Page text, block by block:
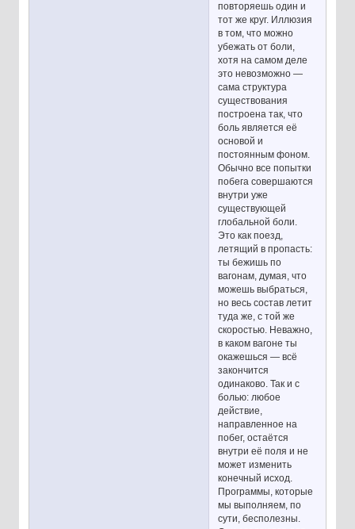
повторяешь один и
тот же круг. Иллюзия
в том, что можно
убежать от боли,
хотя на самом деле
это невозможно —
сама структура
существования
построена так, что
боль является её
основой и
постоянным фоном.
Обычно все попытки
побега совершаются
внутри уже
существующей
глобальной боли.
Это как поезд,
летящий в пропасть:
ты бежишь по
вагонам, думая, что
можешь выбраться,
но весь состав летит
туда же, с той же
скоростью. Неважно,
в каком вагоне ты
окажешься — всё
закончится
одинаково. Так и с
болью: любое
действие,
направленное на
побег, остаётся
внутри её поля и не
может изменить
конечный исход.
Программы, которые
мы выполняем, по
сути, бесполезны.